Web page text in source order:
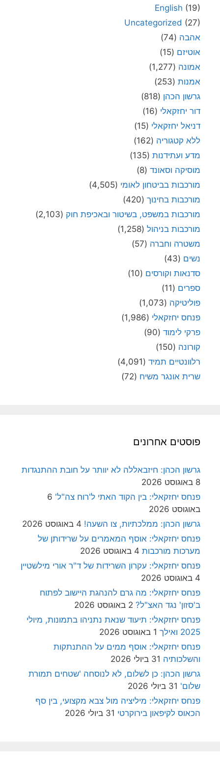
English (19)
Uncategorized (27)
אהבה (74)
אוטיזם (15)
אמונה (1,277)
אמנות (253)
גרשון הכהן (818)
דור יחזקאלי (16)
דניאל יחזקאלי (15)
ללא קטגוריה (162)
מדע ועתידנות (135)
מוסיקה וסאונד (8)
מורכבות בביטחון לאומי (4,505)
מורכבות בחינוך (420)
מורכבות במשפט, בשיטור ובאכיפת חוק (2,103)
מורכבות בניהול (1,258)
משטרה וחברה (57)
נשים (43)
סדנאות וקורסים (10)
ספרים (11)
פוליטיקה (1,073)
פנחס יחזקאלי (1,986)
פרקי לימוד (90)
קורונה (150)
רלוונטיים תמיד (4,091)
שרית אונגר משיח (72)
פוסטים אחרונים
גרשון הכהן: חיזבאללה לא יוותר על חובת ההתנגדות
8 באוגוסט 2026
פנחס יחזקאלי: בין הקוד האתי ל'רוח צה"ל' 6
באוגוסט 2026
גרשון הכהן: ממלכתיות, צו השעה! 4 באוגוסט 2026
פנחס יחזקאלי: אוסף המאמרים על שרידותן של
מערכות מורכבות 4 באוגוסט 2026
פנחס יחזקאלי: עקרון השרידות של ד"ר אורי מילשטיין
4 באוגוסט 2026
פנחס יחזקאלי: מה גרם להנהגת היישוב לפתוח
ב'סזון' נגד האצ"ל? 2 באוגוסט 2026
פנחס יחזקאלי: תיעוד שנאת נתניהו בתמונות, מיולי
2025 ואילך
1 באוגוסט 2026
פנחס יחזקאלי: אוסף ממים על ההתנתקות
והשלכותיה 31 ביולי 2026
גרשון הכהן: כן לשלום, לא לנוסחה 'שטחים תמורת
שלום' 31 ביולי 2026
פנחס יחזקאלי: מיליציה מול צבא מקצועי, בין סף
הכאוס לקיפאון בירוקרטי 31 ביולי 2026